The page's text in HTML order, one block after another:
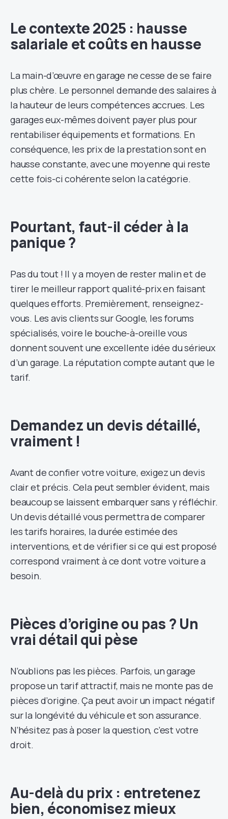
Le contexte 2025 : hausse
salariale et coûts en hausse
La main-d’œuvre en garage ne cesse de se faire
plus chère. Le personnel demande des salaires à
la hauteur de leurs compétences accrues. Les
garages eux-mêmes doivent payer plus pour
rentabiliser équipements et formations. En
conséquence, les prix de la prestation sont en
hausse constante, avec une moyenne qui reste
cette fois-ci cohérente selon la catégorie.
Pourtant, faut-il céder à la
panique ?
Pas du tout ! Il y a moyen de rester malin et de
tirer le meilleur rapport qualité-prix en faisant
quelques efforts. Premièrement, renseignez-
vous. Les avis clients sur Google, les forums
spécialisés, voire le bouche-à-oreille vous
donnent souvent une excellente idée du sérieux
d’un garage. La réputation compte autant que le
tarif.
Demandez un devis détaillé,
vraiment !
Avant de confier votre voiture, exigez un devis
clair et précis. Cela peut sembler évident, mais
beaucoup se laissent embarquer sans y réfléchir.
Un devis détaillé vous permettra de comparer
les tarifs horaires, la durée estimée des
interventions, et de vérifier si ce qui est proposé
correspond vraiment à ce dont votre voiture a
besoin.
Pièces d’origine ou pas ? Un
vrai détail qui pèse
N’oublions pas les pièces. Parfois, un garage
propose un tarif attractif, mais ne monte pas de
pièces d’origine. Ça peut avoir un impact négatif
sur la longévité du véhicule et son assurance.
N’hésitez pas à poser la question, c’est votre
droit.
Au-delà du prix : entretenez
bien, économisez mieux